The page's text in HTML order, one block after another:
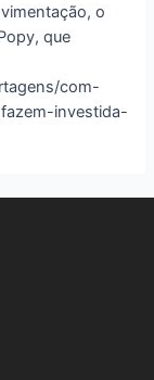
o
que
com-
investida-